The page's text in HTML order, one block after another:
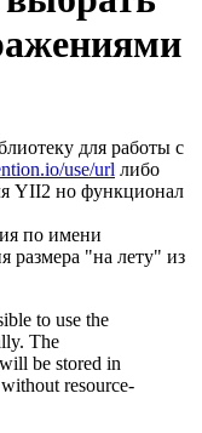
для работы с
use/url либо
YII2 но функционал
по имени
размера "на лету" из
to use the
The
be stored in
resource-